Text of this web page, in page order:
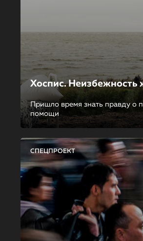
Хоспис. Неизбежность
Пришло время знать правду о
помощи
СПЕЦПРОЕКТ